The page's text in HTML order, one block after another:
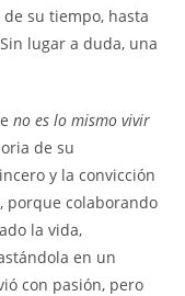
su tiempo, hasta
lugar a duda, una
no es lo mismo vivir
de su
y la convicción
porque colaborando
la vida,
en un
con pasión, pero